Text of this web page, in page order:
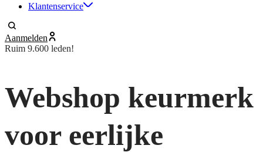
Klantenservice
Aanmelden
Ruim 9.600 leden!
Webshop keurmerk
voor eerlijke